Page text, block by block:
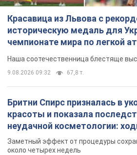
Красавица из Львова с
историческую медаль для
чемпионате мира по легкой
Видео
Наша соотечественница блестяще
9.08.2026 09:32 67,8 т.
Бритни Спирс призналась в
красоты и показала
неудачной косметологии:
так почти месяц
Заметный эффект от процедуры
около четырех недель